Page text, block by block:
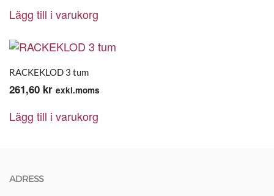
Lägg till i varukorg
RACKEKLOD 3 tum
261,60 kr exkl.moms
Lägg till i varukorg
ADRESS